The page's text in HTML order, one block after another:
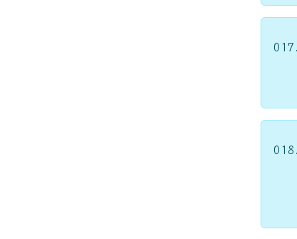
017.
018.